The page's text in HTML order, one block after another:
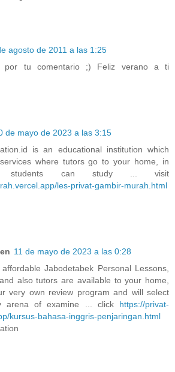
agosto de 2011 a las 1:25
por tu comentario ;) Feliz verano a ti
de mayo de 2023 a las 3:15
is an educational institution which
where tutors go to your home, in
students can study ... visit
les-privat-gambir-murah.html
11 de mayo de 2023 a las 0:28
Jabodetabek Personal Lessons,
also tutors are available to your home,
very own review program and will select
arena of examine ... click https://privat-
kursus-bahasa-inggris-penjaringan.html